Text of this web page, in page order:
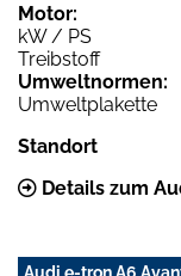
Motor:
kW / PS
Treibstoff
Umweltnormen:
Umweltplakette
Standort
Details zum
Audi e-tron A6